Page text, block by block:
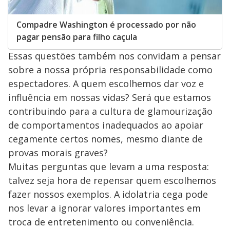
Compadre Washington é processado por não
pagar pensão para filho caçula
Essas questões também nos convidam a pensar
sobre a nossa própria responsabilidade como
espectadores. A quem escolhemos dar voz e
influência em nossas vidas? Será que estamos
contribuindo para a cultura de glamourização
de comportamentos inadequados ao apoiar
cegamente certos nomes, mesmo diante de
provas morais graves?
Muitas perguntas que levam a uma resposta:
talvez seja hora de repensar quem escolhemos
fazer nossos exemplos. A idolatria cega pode
nos levar a ignorar valores importantes em
troca de entretenimento ou conveniência.